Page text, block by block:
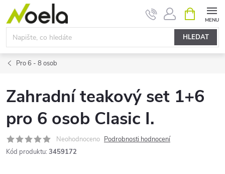
Přejít
obsah
HLEDAT
NÁKUPNÍ
KOŠÍK
Pro 6 - 8 osob
Zahradní teakový set 1+6
pro 6 osob Clasic I.
Neohodnoceno Podrobnosti hodnocení
Kód produktu: 3459172